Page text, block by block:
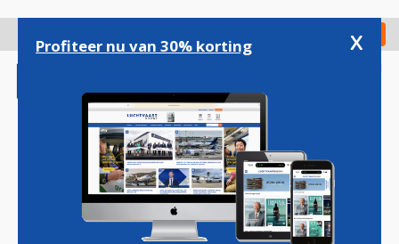
gaan
Check in
Magazine Podcasts Vacatures
Profiteer nu van 30% korting x